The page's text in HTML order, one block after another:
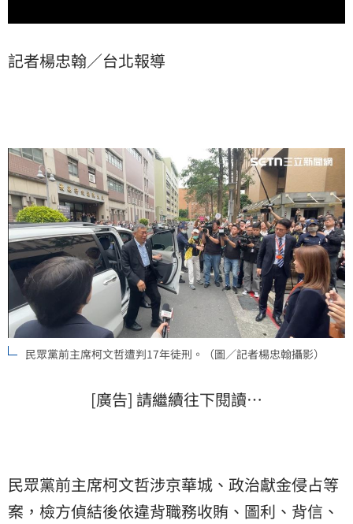
記者楊忠翰／台北報導
民眾黨前主席柯文哲遭判17年徒刑。（圖／記者楊忠翰攝影）
[廣告] 請繼續往下閱讀…
民眾黨前主席柯文哲涉京華城、政治獻金侵占等
案，檢方偵結後依違背職務收賄、圖利、背信、